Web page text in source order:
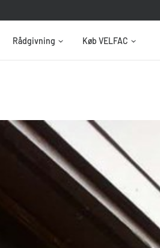
Rådgivning Køb VELFAC